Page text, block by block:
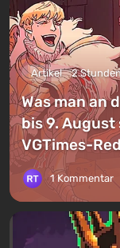
Artikel 2
Was man an
bis 9. August
VGTimes-
1 Kommentar